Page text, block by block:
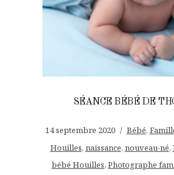
SÉANCE BÉBÉ DE
14 septembre 2020 Bébé,
Houilles, naissance, nouveau-né,
bébé Houilles, Photographe